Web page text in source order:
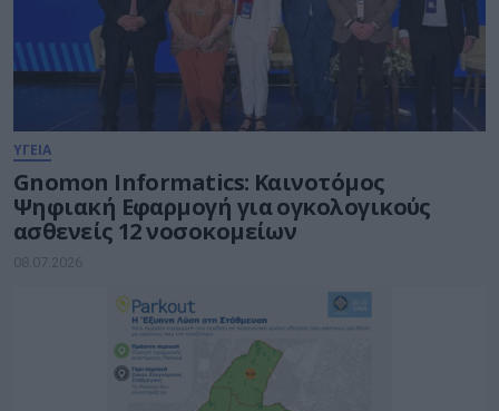
ΥΓΕΙΑ
Gnomon Informatics: Καινοτόμος
Ψηφιακή Εφαρμογή για ογκολογικούς
ασθενείς 12 νοσοκομείων
08.07.2026